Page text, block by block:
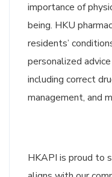
importance of
being. HKU
residents’
personalized
including correct
management, and
HKAPI is proud to